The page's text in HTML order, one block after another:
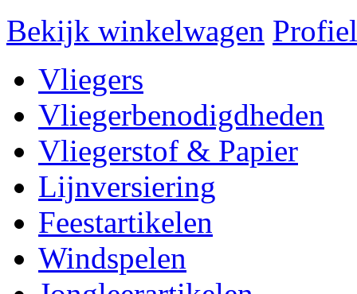
Bekijk winkelwagen Profiel
Vliegers
Vliegerbenodigdheden
Vliegerstof & Papier
Lijnversiering
Feestartikelen
Windspelen